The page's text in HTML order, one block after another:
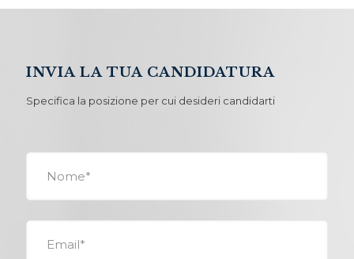
INVIA LA TUA CANDIDATURA
Specifica la posizione per cui desideri candidarti